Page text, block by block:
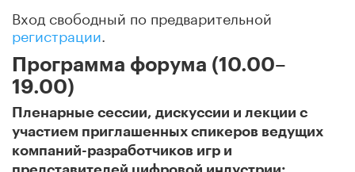
Вход свободный по предварительной
регистрации
Программа форума (10.00–
19.00)
Пленарные сессии, дискуссии и лекции с
участием приглашенных спикеров ведущих
компаний-разработчиков игр и